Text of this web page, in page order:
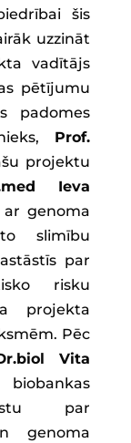
šis
uzzināt
vadītājs
pētījumu
padomes
Prof.
projektu
Ieva
genoma
slimību
par
risku
projekta
Pēc
Vita
par
genoma